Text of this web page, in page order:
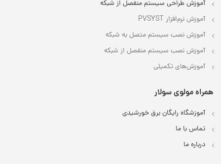
آموزش طراحی سیستم منفصل از شبکه
آموزش نرم‌افزار PVSYST
آموزش نصب سیستم متصل به شبکه
آموزش نصب سیستم منفصل از شبکه
آموزش‌های تکمیلی
همراه مولوی سولار
آموزشگاه رایگان برق خورشیدی
تماس با ما
درباره ما